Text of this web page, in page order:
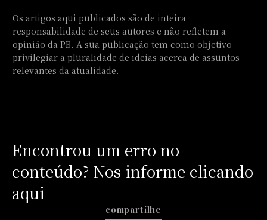
Os artigos aqui publicados são de inteira
responsabilidade de seus autores e não refletem a
opinião da PB. A sua publicação tem como objetivo
privilegiar a pluralidade de ideias acerca de assuntos
relevantes da atualidade.
Encontrou um erro no
conteúdo? Nos informe clicando
aqui
compartilhe